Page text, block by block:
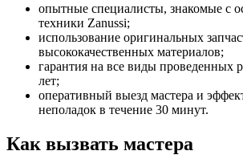
опытные специалисты, знакомые с
техники Zanussi;
использование оригинальных
высококачественных материалов;
гарантия на все виды проведенных
лет;
оперативный выезд мастера и
неполадок в течение 30 минут.
Как вызвать мастера